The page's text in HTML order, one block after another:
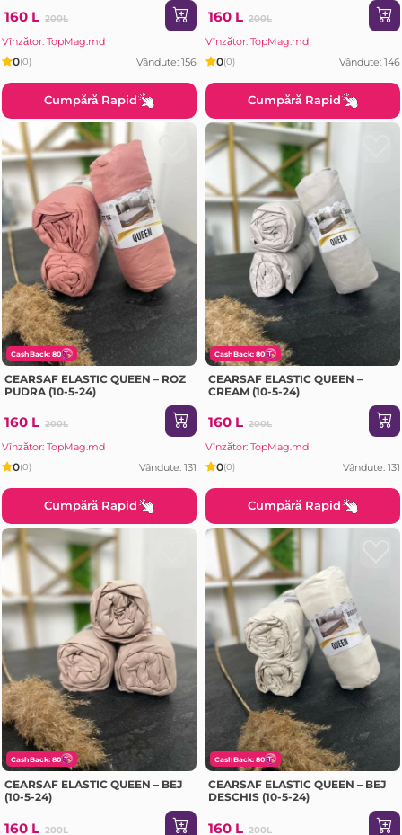
160 L 200L
Vînzător: TopMag.md
0(0) Vândute: 156
Cumpără Rapid
160 L 200L
Vînzător: TopMag.md
0(0) Vândute: 146
Cumpără Rapid
CashBack: 80
CEARSAF ELASTIC QUEEN – ROZ
PUDRA (10-5-24)
160 L 200L
Vînzător: TopMag.md
0(0) Vândute: 131
Cumpără Rapid
CashBack: 80
CEARSAF ELASTIC QUEEN –
CREAM (10-5-24)
160 L 200L
Vînzător: TopMag.md
0(0) Vândute: 131
Cumpără Rapid
CashBack: 80
CEARSAF ELASTIC QUEEN – BEJ
(10-5-24)
160 L 200L
CashBack: 80
CEARSAF ELASTIC QUEEN – BEJ
DESCHIS (10-5-24)
160 L 200L